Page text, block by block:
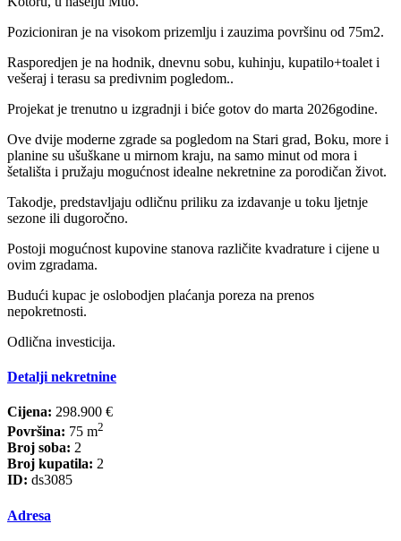
Pozicioniran je na visokom prizemlju i zauzima površinu od 75m2.
Rasporedjen je na hodnik, dnevnu sobu, kuhinju, kupatilo+toalet i
vešeraj i terasu sa predivnim pogledom..
Projekat je trenutno u izgradnji i biće gotov do marta 2026godine.
Ove dvije moderne zgrade sa pogledom na Stari grad, Boku, more i
planine su ušuškane u mirnom kraju, na samo minut od mora i
šetališta i pružaju mogućnost idealne nekretnine za porodičan život.
Takodje, predstavljaju odličnu priliku za izdavanje u toku ljetnje
sezone ili dugoročno.
Postoji mogućnost kupovine stanova različite kvadrature i cijene u
ovim zgradama.
Budući kupac je oslobodjen plaćanja poreza na prenos
nepokretnosti.
Odlična investicija.
Detalji nekretnine
Cijena: 298.900 €
Površina: 75 m2
Broj soba: 2
Broj kupatila: 2
ID: ds3085
Adresa